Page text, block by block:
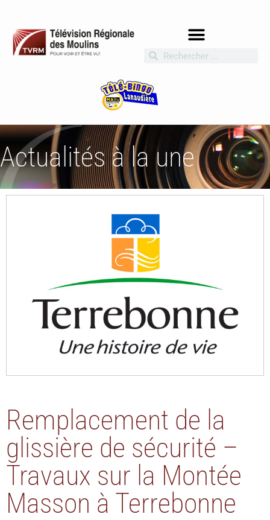
Actualités à la une
Remplacement de la
glissière de sécurité –
Travaux sur la Montée
Masson à Terrebonne